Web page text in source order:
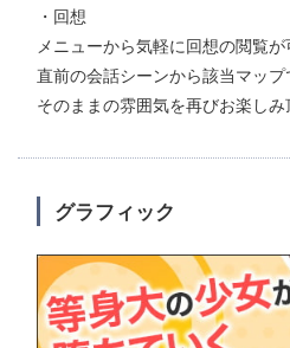
・回想
メニューから気軽に回想の閲覧が
直前の会話シーンから該当マップ
そのままの雰囲気を再びお楽しみ
グラフィック